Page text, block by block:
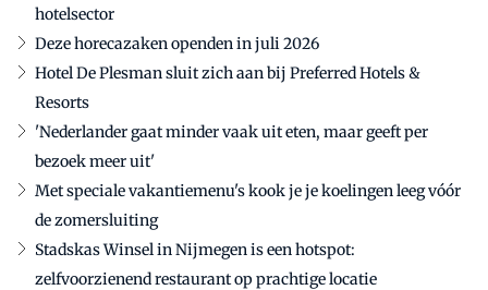
hotelsector
Deze horecazaken openden in juli 2026
Hotel De Plesman sluit zich aan bij Preferred Hotels &
Resorts
'Nederlander gaat minder vaak uit eten, maar geeft per
bezoek meer uit'
Met speciale vakantiemenu's kook je je koelingen leeg vóór
de zomersluiting
Stadskas Winsel in Nijmegen is een hotspot:
zelfvoorzienend restaurant op prachtige locatie